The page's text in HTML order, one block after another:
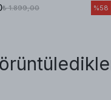
₺ 1.899,00 %58